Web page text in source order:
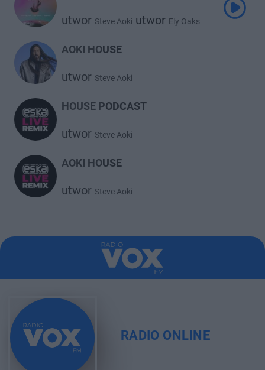
utwor Steve Aoki utwor Ely Oaks
AOKI HOUSE
utwor Steve Aoki
HOUSE PODCAST
utwor Steve Aoki
AOKI HOUSE
utwor Steve Aoki
RADIO ONLINE